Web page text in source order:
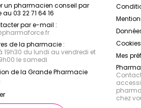
un pharmacien conseil par
03 22 71 64 16
par e-mail :
pharmaforce.fr
de la pharmacie :
19h30 du lundi au vendredi et
le samedi
de la Grande Pharmacie
Cookies
Mes
chez